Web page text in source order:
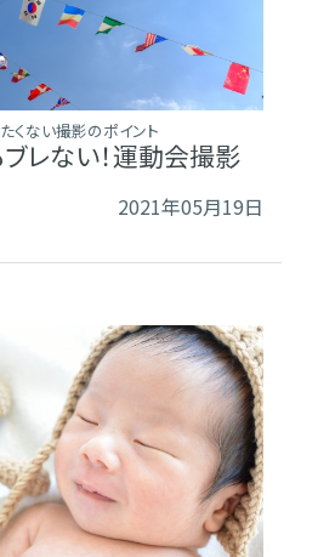
くない撮影のポイント
レない！運動会撮影
2021年05月19日